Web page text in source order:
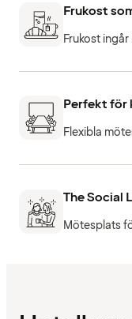
Frukost
Frukost
Perfekt för
Flexibla
The Social
Mötesplats